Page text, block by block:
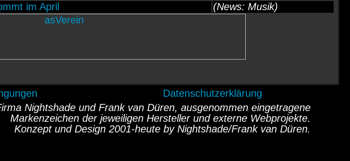
im April (News: Musik)
Datenschutzerklärung
Nightshade und Frank van Düren, ausgenommen eingetragene
Markenzeichen der jeweiligen Hersteller und externe Webprojekte.
Konzept und Design 2001-heute by Nightshade/Frank van Düren.